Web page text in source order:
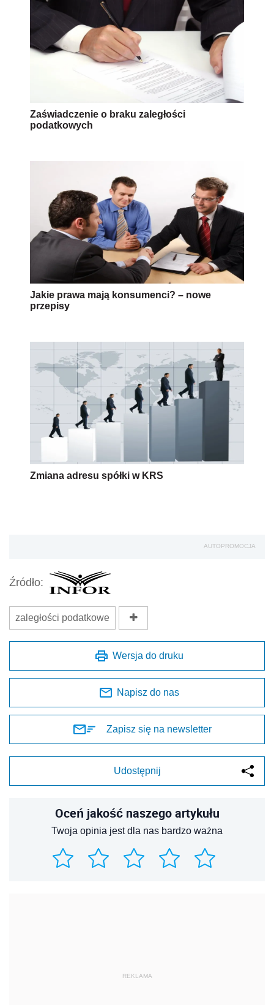
Zaświadczenie o braku zaległości
podatkowych
Jakie prawa mają konsumenci? – nowe
przepisy
Zmiana adresu spółki w KRS
AUTOPROMOCJA
Źródło:
zaległości podatkowe
Wersja do druku
Napisz do nas
Zapisz się na newsletter
Udostępnij
Oceń jakość naszego artykułu
Twoja opinia jest dla nas bardzo ważna
REKLAMA